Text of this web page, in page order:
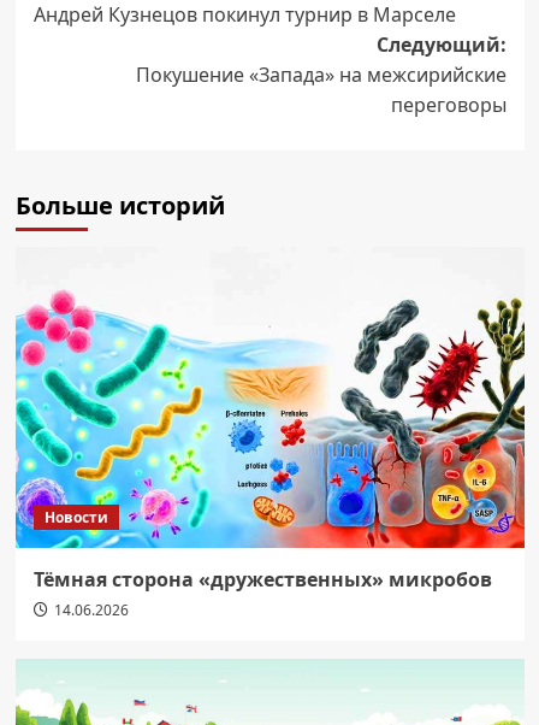
записи
Андрей Кузнецов покинул турнир в Марселе
Следующий:
Покушение «Запада» на межсирийские
переговоры
Больше историй
Новости
Тёмная сторона «дружественных» микробов
14.06.2026